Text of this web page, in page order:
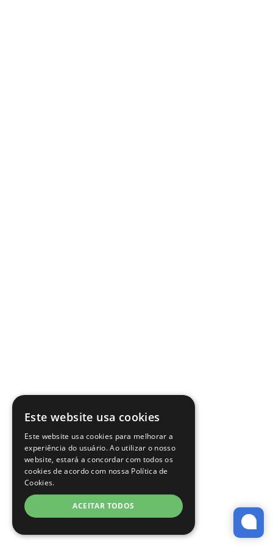
Este website usa cookies
Este website usa cookies para melhorar a
experiência do usuário. Ao utilizar o nosso
website, estará a concordar com todos os
cookies de acordo com nossa Política de
Cookies.
ACEITAR TODOS